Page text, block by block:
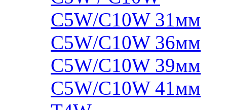
C5W/C10W 31мм
C5W/C10W 36мм
C5W/C10W 39мм
C5W/C10W 41мм